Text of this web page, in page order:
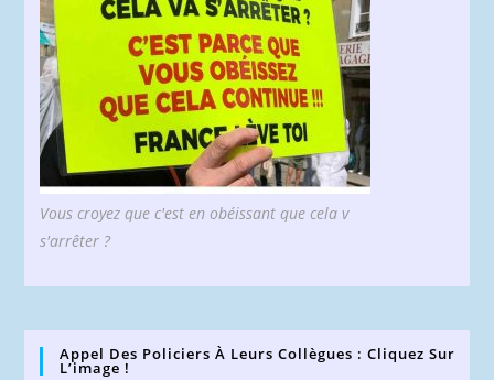
Vous croyez que c'est en obéissant que cela v
s'arrêter ?
Appel Des Policiers À Leurs Collègues : Cliquez Sur
L’image !